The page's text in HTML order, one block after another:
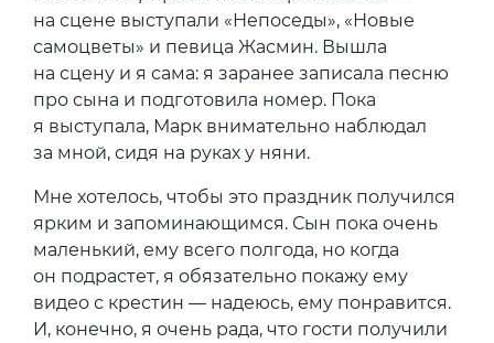
на сцене выступали «Непоседы», «Новые
самоцветы» и певица Жасмин. Вышла
на сцену и я сама: я заранее записала песню
про сына и подготовила номер. Пока
я выступала, Марк внимательно наблюдал
за мной, сидя на руках у няни.
Мне хотелось, чтобы это праздник получился
ярким и запоминающимся. Сын пока очень
маленький, ему всего полгода, но когда
он подрастет, я обязательно покажу ему
видео с крестин — надеюсь, ему понравится.
И, конечно, я очень рада, что гости получили